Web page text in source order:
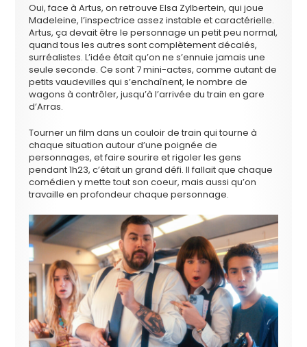
Oui, face à Artus, on retrouve Elsa Zylbertein, qui joue
Madeleine, l’inspectrice assez instable et caractérielle.
Artus, ça devait être le personnage un petit peu normal,
quand tous les autres sont complètement décalés,
surréalistes. L’idée était qu’on ne s’ennuie jamais une
seule seconde. Ce sont 7 mini-actes, comme autant de
petits vaudevilles qui s’enchaînent, le nombre de
wagons à contrôler, jusqu’à l’arrivée du train en gare
d’Arras.
Tourner un film dans un couloir de train qui tourne à
chaque situation autour d’une poignée de
personnages, et faire sourire et rigoler les gens
pendant 1h23, c’était un grand défi. Il fallait que chaque
comédien y mette tout son coeur, mais aussi qu’on
travaille en profondeur chaque personnage.